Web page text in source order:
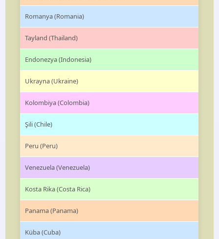
Romanya (Romania)
Tayland (Thailand)
Endonezya (Indonesia)
Ukrayna (Ukraine)
Kolombiya (Colombia)
Şili (Chile)
Peru (Peru)
Venezuela (Venezuela)
Kosta Rika (Costa Rica)
Panama (Panama)
Küba (Cuba)